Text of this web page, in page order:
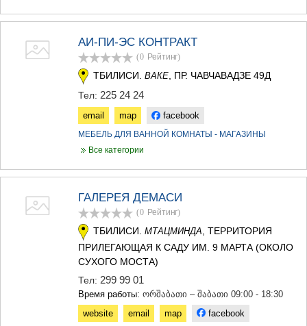
АИ-ПИ-ЭС КОНТРАКТ
(0 Рейтинг)
ТБИЛИСИ. ВАКЕ , ПР. ЧАВЧАВАДЗЕ 49Д
Тел: 225 24 24
email map facebook
МЕБЕЛЬ ДЛЯ ВАННОЙ КОМНАТЫ - МАГАЗИНЫ
Все категории
ГАЛЕРЕЯ ДЕМАСИ
(0 Рейтинг)
ТБИЛИСИ. МТАЦМИНДА, ТЕРРИТОРИЯ
ПРИЛЕГАЮЩАЯ К САДУ ИМ. 9 МАРТА (ОКОЛО
СУХОГО МОСТА)
Тел: 299 99 01
Время работы: ორშაბათი – შაბათი 09:00 - 18:30
website
email map facebook